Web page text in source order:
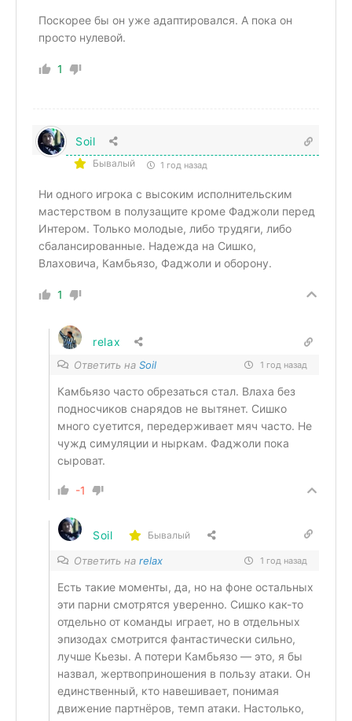
Поскорее бы он уже адаптировался. А пока он
просто нулевой.
1
Soil
Бывалый 1 год назад
Ни одного игрока с высоким исполнительским
мастерством в полузащите кроме Фаджоли перед
Интером. Только молодые, либо трудяги, либо
сбалансированные. Надежда на Сишко,
Влаховича, Камбьязо, Фаджоли и оборону.
1
relax
Ответить на Soil 1 год назад
Камбьязо часто обрезаться стал. Влаха без
подносчиков снарядов не вытянет. Сишко
много суетится, передерживает мяч часто. Не
чужд симуляции и ныркам. Фаджоли пока
сыроват.
-1
Soil Бывалый
Ответить на relax 1 год назад
Есть такие моменты, да, но на фоне остальных
эти парни смотрятся уверенно. Сишко как-то
отдельно от команды играет, но в отдельных
эпизодах смотрится фантастически сильно,
лучше Кьезы. А потери Камбьязо — это, я бы
назвал, жертвоприношения в пользу атаки. Он
единственный, кто навешивает, понимая
движение партнёров, темп атаки. Настолько,